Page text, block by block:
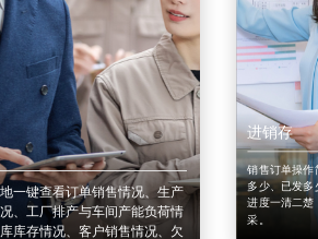
一键查看订单销售情况、生产
、工厂排产与车间产能负荷情
库存情况、客户销售情况、欠
进销存
销售订单操作
多少、已发多
进度一清二楚
采。